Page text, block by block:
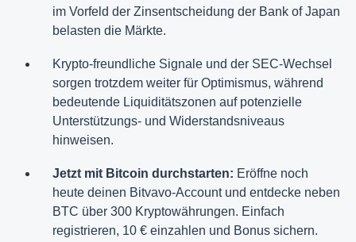
im Vorfeld der Zinsentscheidung der Bank of Japan
belasten die Märkte.
Krypto-freundliche Signale und der SEC-Wechsel
sorgen trotzdem weiter für Optimismus, während
bedeutende Liquiditätszonen auf potenzielle
Unterstützungs- und Widerstandsniveaus
hinweisen.
Jetzt mit Bitcoin durchstarten: Eröffne noch
heute deinen Bitvavo-Account und entdecke neben
BTC über 300 Kryptowährungen. Einfach
registrieren, 10 € einzahlen und Bonus sichern.